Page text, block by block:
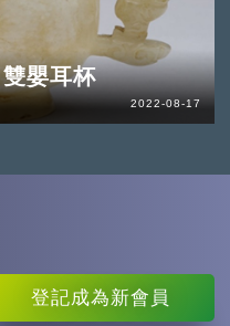
嬰耳杯
2022-08-17
登記成為新會員